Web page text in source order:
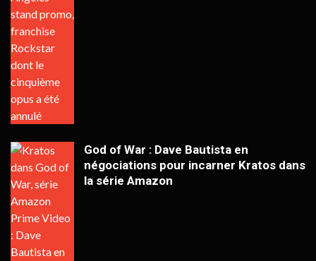
God of War : Dave Bautista en
négociations pour incarner Kratos dans
la série Amazon